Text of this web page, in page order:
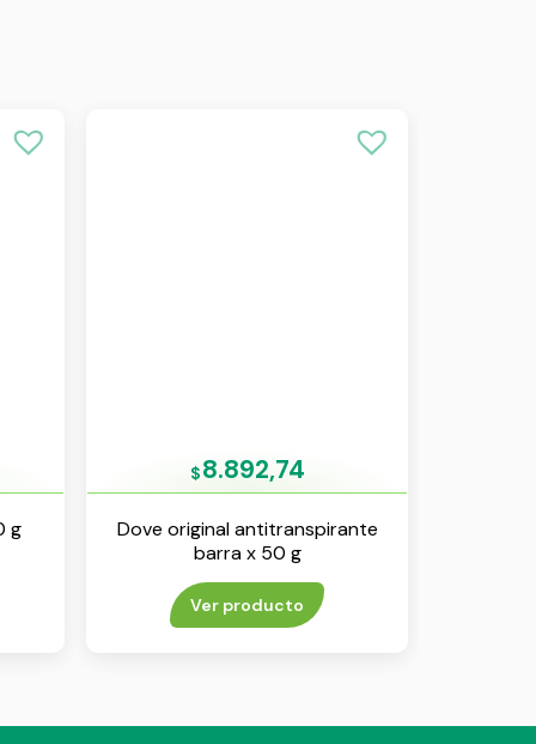
g
$8.892,74
Dove original antitranspirante
barra x 50 g
Ver producto